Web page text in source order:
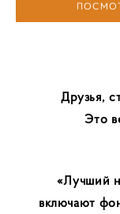
Друзья,
Это
«Лучший
включают